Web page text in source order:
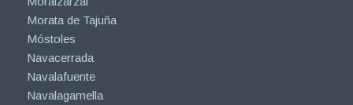
Morata de Tajuña
Móstoles
Navacerrada
Navalafuente
Navalagamella